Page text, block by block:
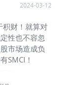
2024-03-12
积财！就算对
性也不容忽
市场造成负
SMCI！